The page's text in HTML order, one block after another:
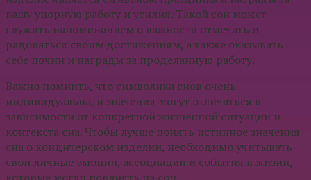
вашу упорную работу и усилия. Такой сон может
служить напоминанием о важности отмечать и
радоваться своим достижениям, а также оказывать
себе почин и награды за проделанную работу.
Важно помнить, что символика снов очень
индивидуальна, и значения могут отличаться в
зависимости от конкретной жизненной ситуации и
контекста сна. Чтобы лучше понять истинное значения
сна о кондитерском изделии, необходимо учитывать
свои личные эмоции, ассоциации и события в жизни,